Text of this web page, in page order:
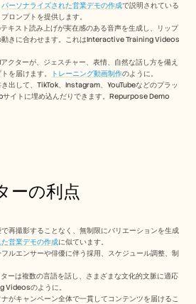
パーソナライズされた営業デモの作成で説明されている
ロンプトを提供します。
キスト読み上げが実在感のある音声を生成し、リップ
動きに合わせます。これはInteractive Training Videos
クターが、ジェスチャー、表情、自然な話し方を備え
を届けます。
トレーニング動画制作のように。
出して、TikTok、Instagram、YouTubeなどのプラッ
サイトに埋め込んだりできます。Repurpose Demo
ーの利点
再撮影することなく、無制限にバリエーションを生成
営業デモの作成に似ています。
ルエンサーや俳優に伴う採用、スケジュール調整、制
ーは複数の言語を話し、さまざまな文化的文脈に適応
Videosのように。
がキャンペーン全体で一貫してコンテンツを届けるこ
デモを予約する